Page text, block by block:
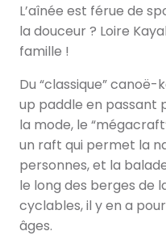
L’aînée est férue de
la douceur ? Loire
famille !
Du “classique” canoë-
up paddle en passant
la mode, le
un raft qui permet la
personnes, et la
le long des berges de
cyclables, il y en a
âges.